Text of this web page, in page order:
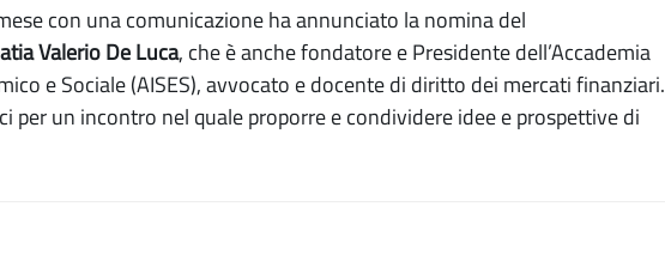
con una comunicazione ha annunciato la nomina del
Valerio De Luca, che è anche fondatore e Presidente dell’Accademia
e Sociale (AISES), avvocato e docente di diritto dei mercati finanziari.
per un incontro nel quale proporre e condividere idee e prospettive di